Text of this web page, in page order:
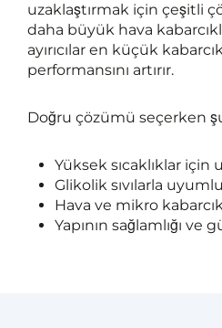
uzaklaştırmak için çeşitli
daha büyük hava
ayırıcılar en küçük
performansını artırır.
Doğru çözümü seçerken
Yüksek sıcaklıklar için
Glikolik sıvılarla
Hava ve mikro
Yapının sağlamlığı ve